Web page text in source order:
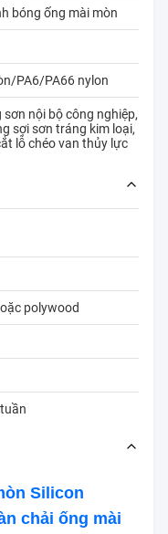
bóng ống mài mòn
PA6/PA66 nylon
sơn nội bộ công nghiệp,
sợi sơn tráng kim loại,
lỗ chéo van thủy lực
polywood
Silicon
chải ống mài